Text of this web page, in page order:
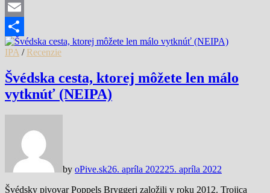
Mastodon
Email
Share
IPA / Recenzie
Švédska cesta, ktorej môžete len málo
vytknúť (NEIPA)
by oPive.sk26. apríla 202225. apríla 2022
Švédsky pivovar Poppels Bryggeri založili v roku 2012. Trojica